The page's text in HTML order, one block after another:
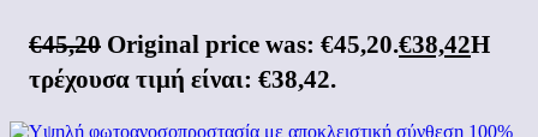
€45,20 Original price was: €45,20.€38,42Η
τρέχουσα τιμή είναι: €38,42.